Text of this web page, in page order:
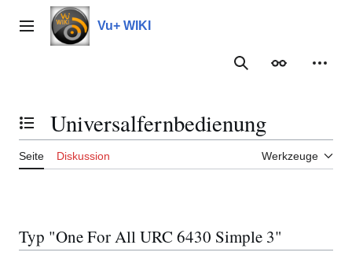
Inhalt
springenHauptmenü Vu+ WIKI
Suche
Inhaltsverzeichnis umschalten
Universalfernbedienung
Seite Diskussion Werkzeuge
Typ "One For All URC 6430 Simple 3"